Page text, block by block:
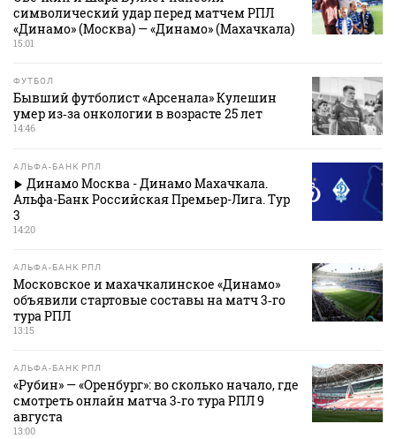
символический удар перед матчем РПЛ
«Динамо» (Москва) — «Динамо» (Махачкала)
15:01
ФУТБОЛ
Бывший футболист «Арсенала» Кулешин
умер из‑за онкологии в возрасте 25 лет
14:46
АЛЬФА-БАНК РПЛ
Динамо Москва - Динамо Махачкала.
Альфа-Банк Российская Премьер-Лига. Тур
3
14:20
АЛЬФА-БАНК РПЛ
Московское и махачкалинское «Динамо»
объявили стартовые составы на матч 3‑го
тура РПЛ
13:15
АЛЬФА-БАНК РПЛ
«Рубин» — «Оренбург»: во сколько начало, где
смотреть онлайн матча 3‑го тура РПЛ 9
августа
13:00